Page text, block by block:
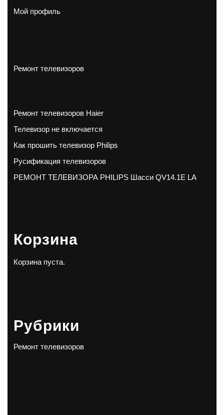
Мой профиль
Ремонт телевизоров
Ремонт телевизоров Haier
Телевизор не включается
Как прошить телевизор Philips
Русификация телевизоров
РЕМОНТ ТЕЛЕВИЗОРА PHILIPS Шасси QV14.1E LA
Корзина
Корзина пуста.
Рубрики
Ремонт телевизоров